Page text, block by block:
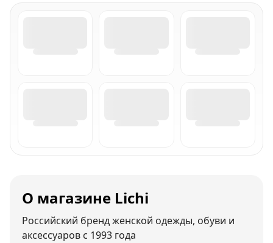
О магазине Lichi
Российский бренд женской одежды, обуви и
аксессуаров с 1993 года